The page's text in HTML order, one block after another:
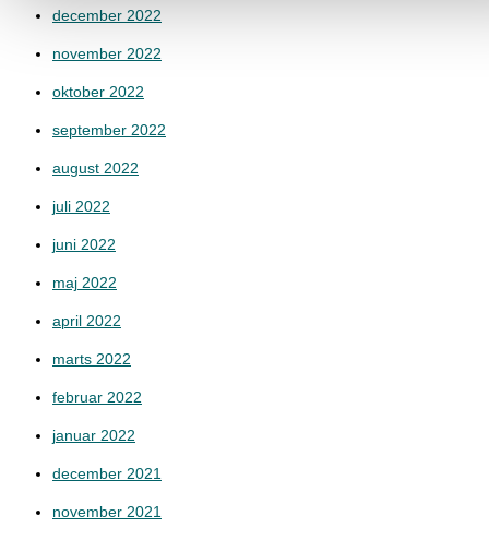
december 2022
november 2022
oktober 2022
september 2022
august 2022
juli 2022
juni 2022
maj 2022
april 2022
marts 2022
februar 2022
januar 2022
december 2021
november 2021